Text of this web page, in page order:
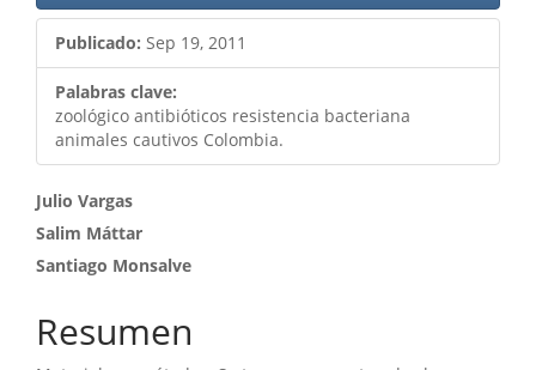
Publicado: Sep 19, 2011
Palabras clave:
zoológico antibióticos resistencia bacteriana
animales cautivos Colombia.
Contenido
principal
del
artículo
Julio Vargas
Salim Máttar
Santiago Monsalve
Resumen